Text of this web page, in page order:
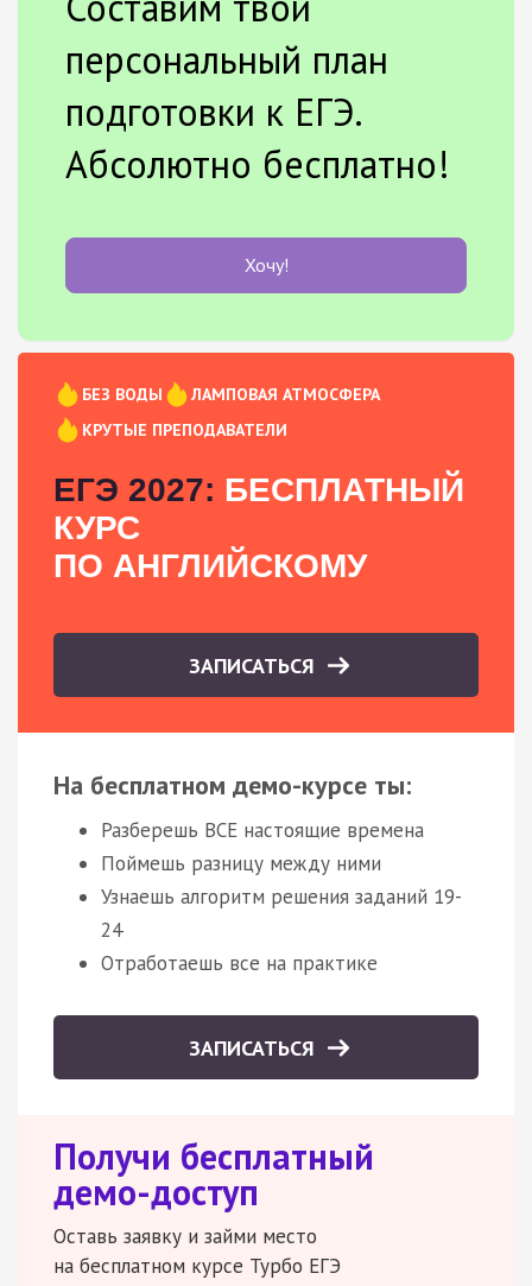
персональный план
подготовки к ЕГЭ.
Абсолютно бесплатно!
Хочу!
БЕЗ ВОДЫ
ЛАМПОВАЯ АТМОСФЕРА
КРУТЫЕ ПРЕПОДАВАТЕЛИ
ЕГЭ 2027: БЕСПЛАТНЫЙ
КУРС
ПО АНГЛИЙСКОМУ
ЗАПИСАТЬСЯ
На бесплатном демо-курсе ты:
Разберешь ВСЕ настоящие времена
Поймешь разницу между ними
Узнаешь алгоритм решения заданий 19-
24
Отработаешь все на практике
ЗАПИСАТЬСЯ
Получи бесплатный
демо-доступ
Оставь заявку и займи место
на бесплатном курсе Турбо ЕГЭ